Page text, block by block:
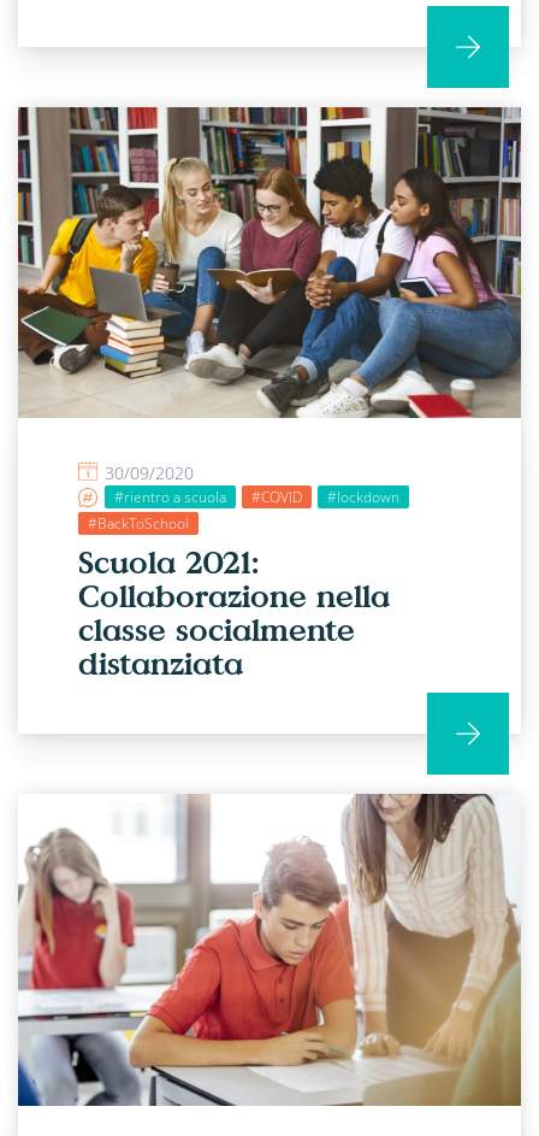
30/09/2020
#rientro a scuola #COVID
#lockdown
#BackToSchool
Scuola 2021:
Collaborazione nella
classe socialmente
distanziata